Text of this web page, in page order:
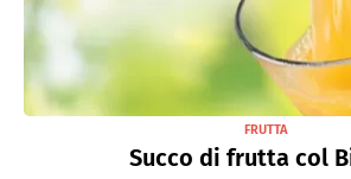
FRUTTA
Succo di frutta col